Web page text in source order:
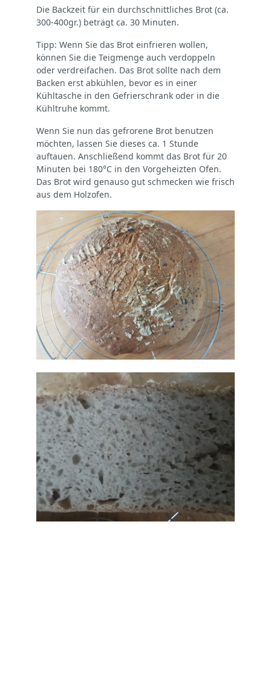
Die Backzeit für ein durchschnittliches Brot (ca.
300-400gr.) beträgt ca. 30 Minuten.
Tipp: Wenn Sie das Brot einfrieren wollen,
können Sie die Teigmenge auch verdoppeln
oder verdreifachen. Das Brot sollte nach dem
Backen erst abkühlen, bevor es in einer
Kühltasche in den Gefrierschrank oder in die
Kühltruhe kommt.
Wenn Sie nun das gefrorene Brot benutzen
möchten, lassen Sie dieses ca. 1 Stunde
auftauen. Anschließend kommt das Brot für 20
Minuten bei 180°C in den Vorgeheizten Ofen.
Das Brot wird genauso gut schmecken wie frisch
aus dem Holzofen.